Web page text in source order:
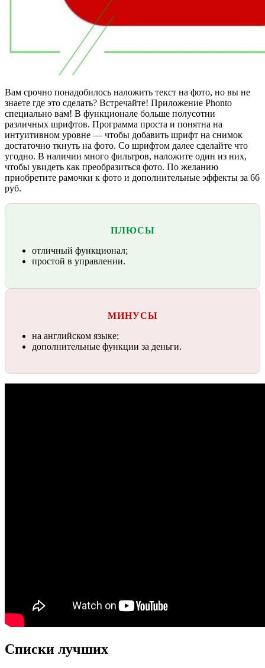
Вам срочно понадобилось наложить текст на фото, но вы не
знаете где это сделать? Встречайте! Приложение Phonto
специально вам! В функционале больше полусотни
различных шрифтов. Программа проста и понятна на
интуитивном уровне — чтобы добавить шрифт на снимок
достаточно ткнуть на фото. Со шрифтом далее сделайте что
угодно. В наличии много фильтров, наложите один из них,
чтобы увидеть как преобразиться фото. По желанию
приобретите рамочки к фото и дополнительные эффекты за 66
руб.
ПЛЮСЫ
отличный функционал;
простой в управлении.
МИНУСЫ
на английском языке;
дополнительные функции за деньги.
Списки лучших